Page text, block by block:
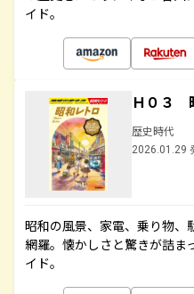
イド。
Ｈ０３
歴史時代
2026.01.29
昭和の風景、家電、乗り物、
網羅。懐かしさと驚きが詰ま
イド。